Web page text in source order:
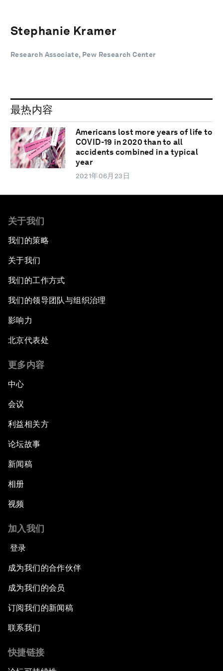
Stephanie Kramer
Research Associate, Pew Research Center
最热内容
Americans lost more years of life to
COVID-19 in 2020 than to all
accidents combined in a typical
year
2021年06月23日
关于我们
我们的策略
关于我们
我们的工作方式
我们的领导团队与组织治理
影响力
北京代表处
更多内容
中心
会议
利益相关方
论坛故事
新闻稿
相册
视频
加入我们
登录
成为我们的合作伙伴
成为我们的会员
订阅我们的新闻稿
联系我们
快捷链接